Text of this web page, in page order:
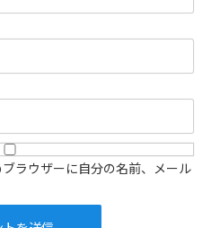
ラウザーに自分の名前、メール